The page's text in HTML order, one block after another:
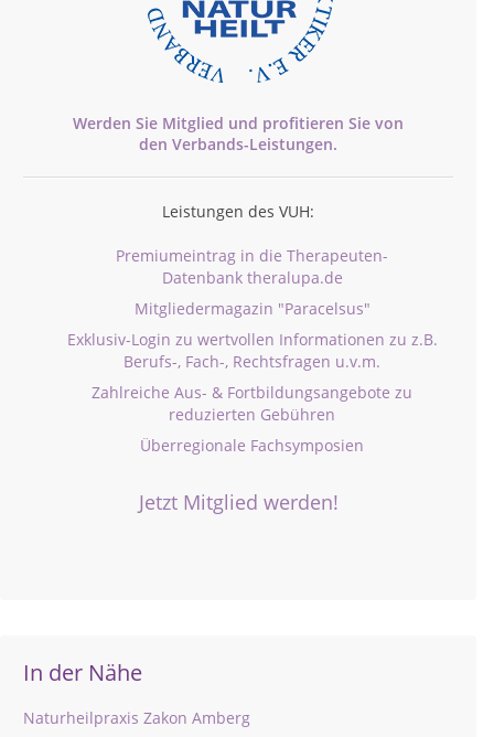
Werden Sie Mitglied und profitieren Sie von
den Verbands-Leistungen.
Leistungen des VUH:
Premiumeintrag in die Therapeuten-
Datenbank theralupa.de
Mitgliedermagazin "Paracelsus"
Exklusiv-Login zu wertvollen Informationen zu z.B.
Berufs-, Fach-, Rechtsfragen u.v.m.
Zahlreiche Aus- & Fortbildungsangebote zu
reduzierten Gebühren
Überregionale Fachsymposien
Jetzt Mitglied werden!
In der Nähe
Naturheilpraxis Zakon Amberg